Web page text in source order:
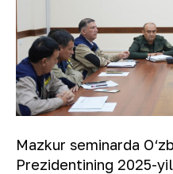
Mazkur seminarda
Prezidentining 2025-